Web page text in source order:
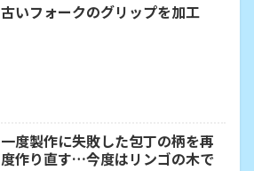
古いフォークのグリップを加工
一度製作に失敗した包丁の柄を再
度作り直す…今度はリンゴの木で